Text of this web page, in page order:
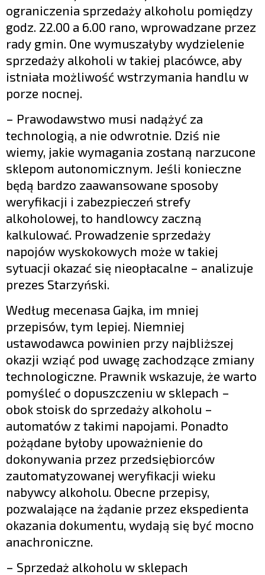
ograniczenia sprzedaży alkoholu pomiędzy
godz. 22.00 a 6.00 rano, wprowadzane przez
rady gmin. One wymuszałyby wydzielenie
sprzedaży alkoholi w takiej placówce, aby
istniała możliwość wstrzymania handlu w
porze nocnej.
– Prawodawstwo musi nadążyć za
technologią, a nie odwrotnie. Dziś nie
wiemy, jakie wymagania zostaną narzucone
sklepom autonomicznym. Jeśli konieczne
będą bardzo zaawansowane sposoby
weryfikacji i zabezpieczeń strefy
alkoholowej, to handlowcy zaczną
kalkulować. Prowadzenie sprzedaży
napojów wyskokowych może w takiej
sytuacji okazać się nieopłacalne – analizuje
prezes Starzyński.
Według mecenasa Gajka, im mniej
przepisów, tym lepiej. Niemniej
ustawodawca powinien przy najbliższej
okazji wziąć pod uwagę zachodzące zmiany
technologiczne. Prawnik wskazuje, że warto
pomyśleć o dopuszczeniu w sklepach –
obok stoisk do sprzedaży alkoholu –
automatów z takimi napojami. Ponadto
pożądane byłoby upoważnienie do
dokonywania przez przedsiębiorców
zautomatyzowanej weryfikacji wieku
nabywcy alkoholu. Obecne przepisy,
pozwalające na żądanie przez ekspedienta
okazania dokumentu, wydają się być mocno
anachroniczne.
– Sprzedaż alkoholu w sklepach